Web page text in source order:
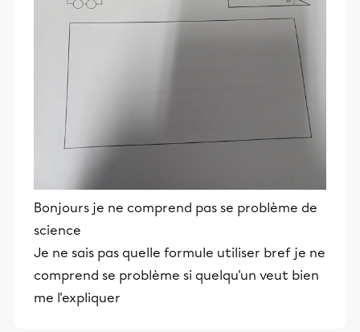
Bonjours je ne comprend pas se problème de
science
Je ne sais pas quelle formule utiliser bref je ne
comprend se problème si quelqu'un veut bien
me l'expliquer